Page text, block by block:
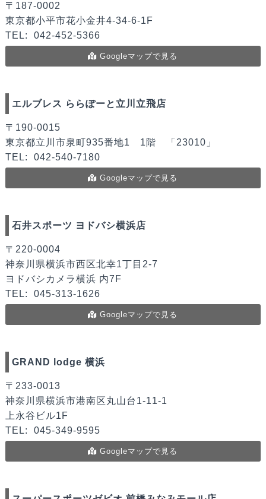
〒187-0002
東京都小平市花小金井4-34-6-1F
TEL:
042-452-5366
Googleマップで見る
エルブレス ららぽーと立川立飛店
〒190-0015
東京都立川市泉町935番地1 1階 「23010」
TEL:
042-540-7180
Googleマップで見る
石井スポーツ ヨドバシ横浜店
〒220-0004
神奈川県横浜市西区北幸1丁目2-7
ヨドバシカメラ横浜 内7F
TEL:
045-313-1626
Googleマップで見る
GRAND lodge 横浜
〒233-0013
神奈川県横浜市港南区丸山台1-11-1
上永谷ビル1F
TEL:
045-349-9595
Googleマップで見る